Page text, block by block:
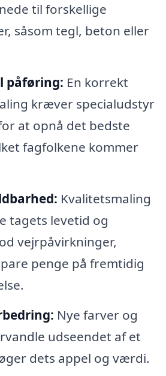
til forskellige
såsom tegl, beton eller
påføring: En korrekt
kræver specialudstyr
at opnå det bedste
fagfolkene kommer
Kvalitetsmaling
tagets levetid og
vejrpåvirkninger,
penge på fremtidig
Nye farver og
udseendet af et
dets appel og værdi.